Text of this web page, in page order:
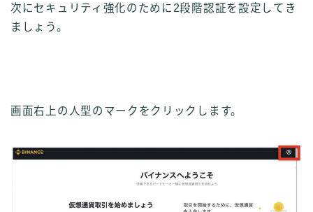
次にセキュリティ強化のために2段階認証を設定してき
ましょう。
画面右上の人型のマークをクリックします。